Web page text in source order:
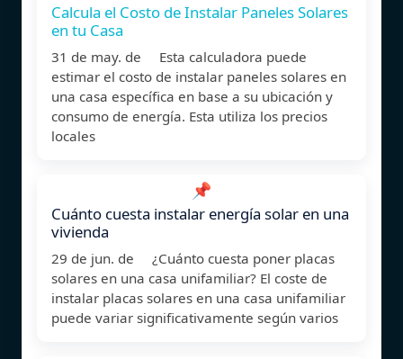
Calcula el Costo de Instalar Paneles Solares
en tu Casa
31 de may. de Esta calculadora puede
estimar el costo de instalar paneles solares en
una casa específica en base a su ubicación y
consumo de energía. Esta utiliza los precios
locales
📌
Cuánto cuesta instalar energía solar en una
vivienda
29 de jun. de ¿Cuánto cuesta poner placas
solares en una casa unifamiliar? El coste de
instalar placas solares en una casa unifamiliar
puede variar significativamente según varios